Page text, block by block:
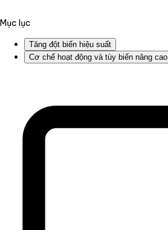
Mục lục
Tăng đột biến hiệu suất
Cơ chế hoạt động và tùy biến nâng cao